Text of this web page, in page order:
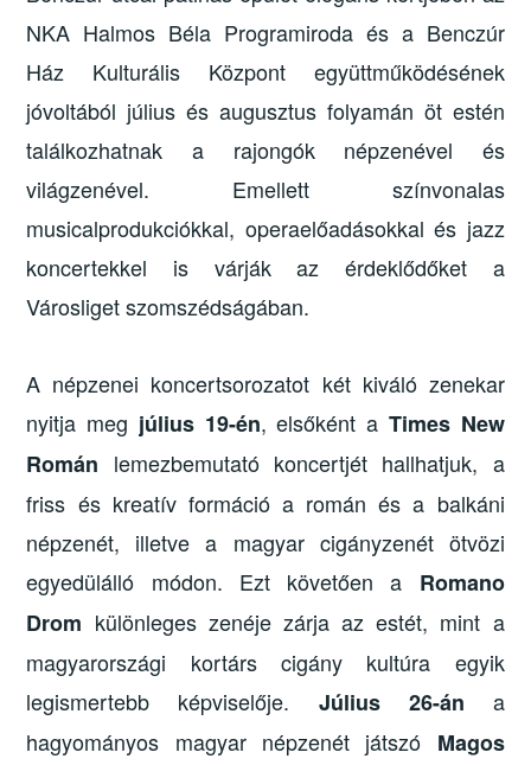
NKA Halmos Béla Programiroda és a Benczúr
Ház Kulturális Központ együttműködésének
jóvoltából július és augusztus folyamán öt estén
találkozhatnak a rajongók népzenével és
világzenével. Emellett színvonalas
musicalprodukciókkal, operaelőadásokkal és jazz
koncertekkel is várják az érdeklődőket a
Városliget szomszédságában.
A népzenei koncertsorozatot két kiváló zenekar
nyitja meg július 19-én, elsőként a Times New
Román lemezbemutató koncertjét hallhatjuk, a
friss és kreatív formáció a román és a balkáni
népzenét, illetve a magyar cigányzenét ötvözi
egyedülálló módon. Ezt követően a Romano
Drom különleges zenéje zárja az estét, mint a
magyarországi kortárs cigány kultúra egyik
legismertebb képviselője. Július 26-án a
hagyományos magyar népzenét játszó Magos